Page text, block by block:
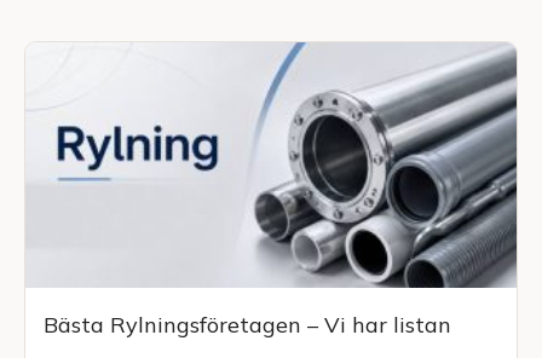
Bästa Rylningsföretagen – Vi har listan